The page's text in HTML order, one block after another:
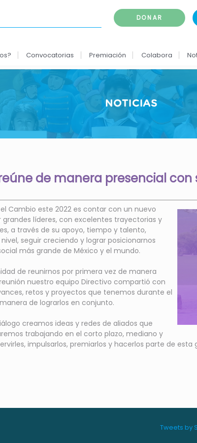
DONAR
Convocatorias Premiación Colabora
de manera presencial con
Cambio este 2022 es contar con un nuevo
líderes, con excelentes trayectorias y
a través de su apoyo, tiempo y talento,
seguir creciendo y lograr posicionarnos
más grande de México y el mundo.
de reunirnos por primera vez de manera
nuestro equipo Directivo compartió con
retos y proyectos que tenemos durante el
de lograrlos en conjunto.
creamos ideas y redes de aliados que
trabajando en el corto plazo, mediano y
impulsarlos, premiarlos y hacerlos parte de
Tweets by